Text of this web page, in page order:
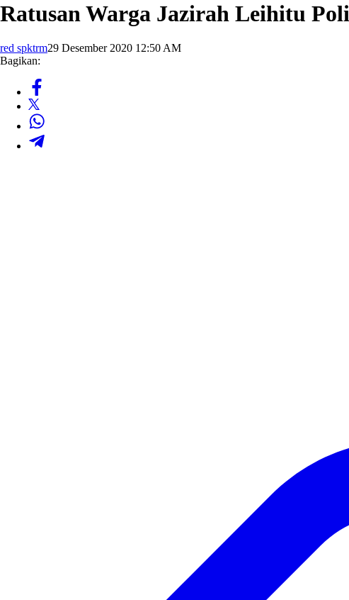
Ratusan Warga Jazirah Leihitu
red spktrm29 Desember 2020 12:50 AM
Bagikan: